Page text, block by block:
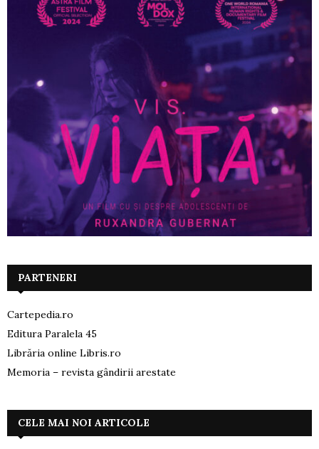
PARTENERI
Cartepedia.ro
Editura Paralela 45
Librăria online Libris.ro
Memoria – revista gândirii arestate
CELE MAI NOI ARTICOLE